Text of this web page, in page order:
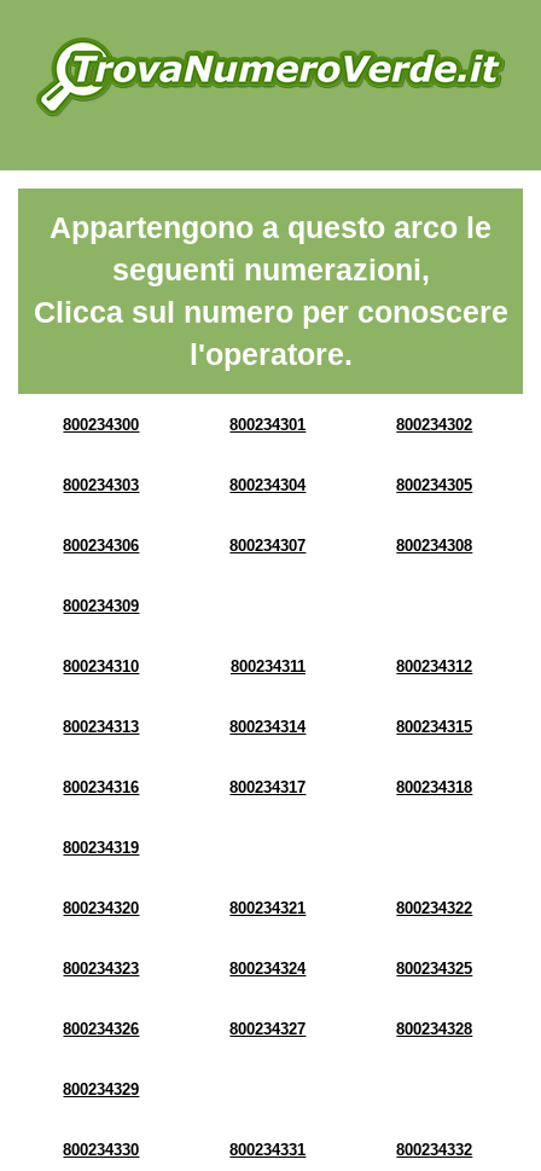
Appartengono a questo arco le
seguenti numerazioni,
Clicca sul numero per conoscere
l'operatore.
800234300 800234301 800234302
800234303 800234304 800234305
800234306 800234307 800234308
800234309
800234310 800234311 800234312
800234313 800234314 800234315
800234316 800234317 800234318
800234319
800234320 800234321 800234322
800234323 800234324 800234325
800234326 800234327 800234328
800234329
800234330 800234331 800234332